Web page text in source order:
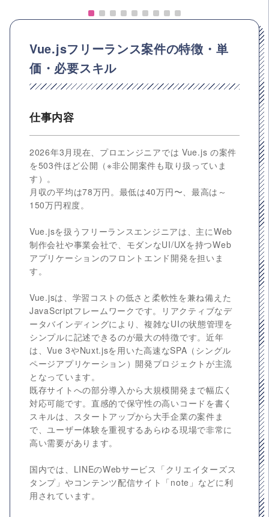
Vue.jsフリーランス案件の特徴・単
価・必要スキル
仕事内容
2026年3月現在、プロエンジニアでは Vue.js の案件
を503件ほど公開（※非公開案件も取り扱っていま
す）。
月収の平均は78万円。最低は40万円〜、最高は～
150万円程度。
Vue.jsを扱うフリーランスエンジニアは、主にWeb
制作会社や事業会社で、モダンなUI/UXを持つWeb
アプリケーションのフロントエンド開発を担いま
す。
Vue.jsは、学習コストの低さと柔軟性を兼ね備えた
JavaScriptフレームワークです。リアクティブなデ
ータバインディングにより、複雑なUIの状態管理を
シンプルに記述できるのが最大の特徴です。近年
は、Vue 3やNuxt.jsを用いた高速なSPA（シングル
ページアプリケーション）開発プロジェクトが主流
となっています。
既存サイトへの部分導入から大規模開発まで幅広く
対応可能です。直感的で保守性の高いコードを書く
スキルは、スタートアップから大手企業の案件ま
で、ユーザー体験を重視するあらゆる現場で非常に
高い需要があります。
国内では、LINEのWebサービス「クリエイターズス
タンプ」やコンテンツ配信サイト「note」などに利
用されています。